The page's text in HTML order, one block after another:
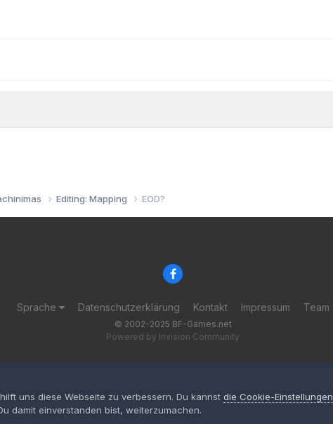
Editing: Mapping EOD?
Sprache Datenschutzerklärung Kontakt Impressum Team
© 2002-2025 BF-Games.net
Powered by Invision Community
uns diese Webseite zu verbessern. Du kannst die Cookie-Einstellungen
damit einverstanden bist, weiterzumachen.